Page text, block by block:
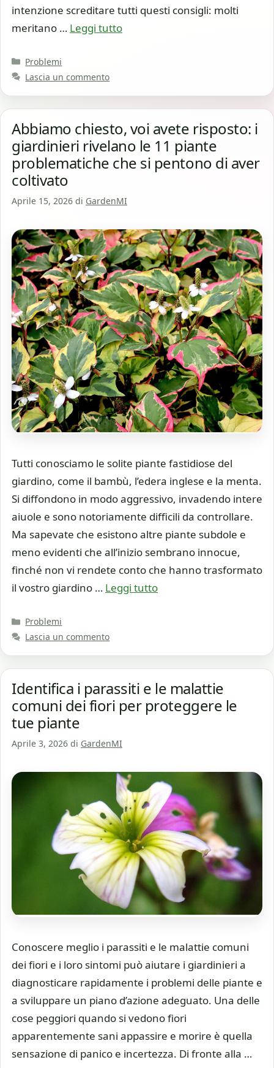
intenzione screditare tutti questi consigli: molti
meritano … Leggi tutto
Categorie
Problemi
Lascia un commento
Abbiamo chiesto, voi avete risposto: i
giardinieri rivelano le 11 piante
problematiche che si pentono di aver
coltivato
Aprile 15, 2026 di GardenMI
Tutti conosciamo le solite piante fastidiose del
giardino, come il bambù, l’edera inglese e la menta.
Si diffondono in modo aggressivo, invadendo intere
aiuole e sono notoriamente difficili da controllare.
Ma sapevate che esistono altre piante subdole e
meno evidenti che all’inizio sembrano innocue,
finché non vi rendete conto che hanno trasformato
il vostro giardino … Leggi tutto
Categorie
Problemi
Lascia un commento
Identifica i parassiti e le malattie
comuni dei fiori per proteggere le
tue piante
Aprile 3, 2026 di GardenMI
Conoscere meglio i parassiti e le malattie comuni
dei fiori e i loro sintomi può aiutare i giardinieri a
diagnosticare rapidamente i problemi delle piante e
a sviluppare un piano d’azione adeguato. Una delle
cose peggiori quando si vedono fiori
apparentemente sani appassire e morire è quella
sensazione di panico e incertezza. Di fronte alla …